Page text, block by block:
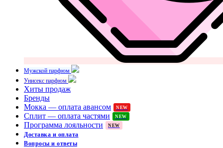
Мужской парфюм
Унисекс парфюм
Хиты продаж
Бренды
Мокка — оплата авансом
NEW
Сплит — оплата частями NEW
Программа лояльности NEW
Доставка и оплата
Вопросы и ответы